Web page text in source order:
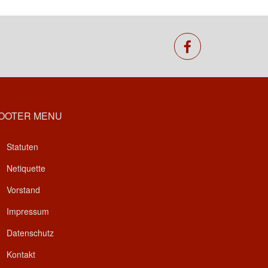
facebook
MENU
Statuten
Netiquette
Vorstand
Impressum
Datenschutz
Kontakt